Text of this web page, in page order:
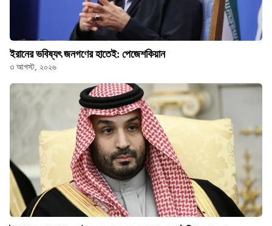
ইরানের ভবিষ্যৎ জনগণের হাতেই: পেজেশকিয়ান
৩ আগস্ট, ২০২৬